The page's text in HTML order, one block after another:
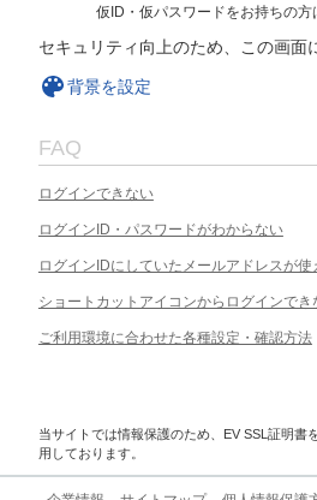
仮ID・仮パスワードをお持ちの方
セキュリティ向上のため、この画面
背景を設定
FAQ
ログインできない
ログインID・パスワードがわからない
ログインIDにしていたメールアドレスが使
ショートカットアイコンからログインでき
ご利用環境に合わせた各種設定・確認方法
当サイトでは情報保護のため、EV SSL証明書
用しております。